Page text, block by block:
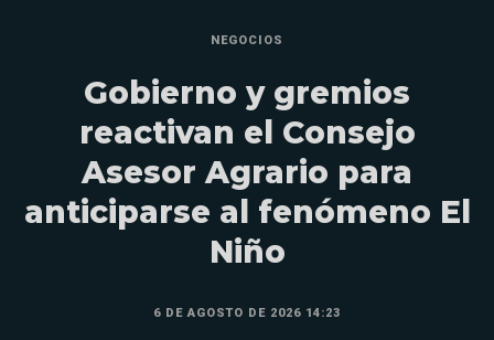
NEGOCIOS
Gobierno y gremios
reactivan el Consejo
Asesor Agrario para
anticiparse al fenómeno El
Niño
6 DE AGOSTO DE 2026 14:23